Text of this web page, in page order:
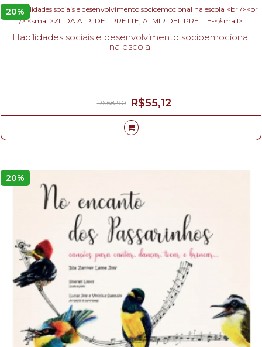
20%
Habilidades sociais e desenvolvimento socioemocional
na escola
R$55,12
R$68,90
20%